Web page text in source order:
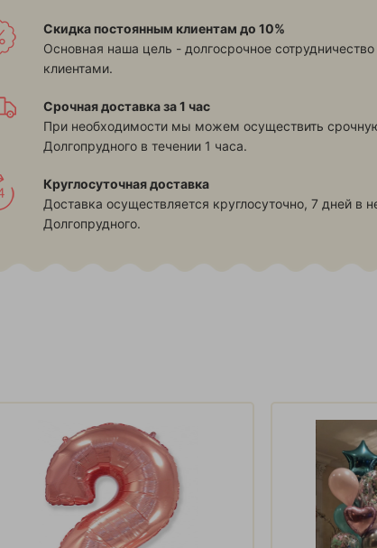
Скидка постоянным клиентам до 10%
Основная наша цель - долгосрочное
клиентами.
Срочная доставка за 1 час
При необходимости мы можем осуществить
Долгопрудного в течении 1 часа.
Круглосуточная доставка
Доставка осуществляется круглосуточно, 7 дней в
Долгопрудного.